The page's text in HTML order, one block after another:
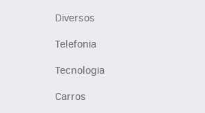
Diversos
Telefonia
Tecnologia
Carros